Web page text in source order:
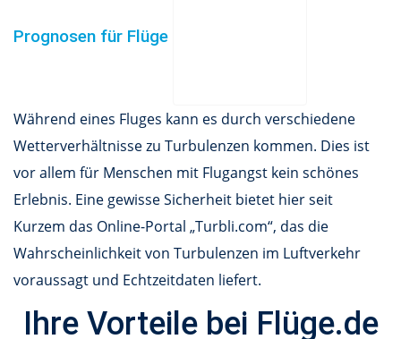
Prognosen für Flüge
Während eines Fluges kann es durch verschiedene
Wetterverhältnisse zu Turbulenzen kommen. Dies ist
vor allem für Menschen mit Flugangst kein schönes
Erlebnis. Eine gewisse Sicherheit bietet hier seit
Kurzem das Online-Portal „Turbli.com“, das die
Wahrscheinlichkeit von Turbulenzen im Luftverkehr
voraussagt und Echtzeitdaten liefert.
Ihre Vorteile bei Flüge.de